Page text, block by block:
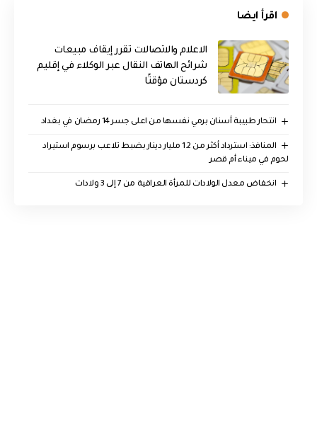
اقرأ ايضا
الاعلام والاتصالات تقرر إيقاف مبيعات
شرائح الهاتف النقال عبر الوكلاء في إقليم
كردستان مؤقتًا
انتحار طبيبة أسنان برمي نفسها من اعلى جسر 14 رمضان في بغداد
المنافذ: استرداد أكثر من 1.2 مليار دينار بضبط تلاعب برسوم استيراد
لحوم في ميناء أم قصر
انخفاض معدل الولادات للمرأة العراقية من 7 إلى 3 ولادات